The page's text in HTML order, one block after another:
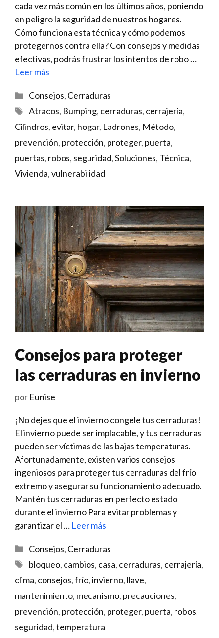
cada vez más⁤ común en los últimos años, poniendo⁣
en peligro ‌la seguridad de nuestros hogares. ​
Cómo‍ funciona esta técnica y cómo podemos
protegernos contra​ ella? Con consejos y medidas
‌efectivas, podrás frustrar los intentos de robo …
Leer más
Categorías
Consejos, Cerraduras
Etiquetas
Atracos, Bumping, cerraduras, cerrajería,
Cilindros, evitar, hogar, Ladrones, Método,
prevención, protección, proteger, puerta,
puertas, robos, seguridad,Soluciones, Técnica,
Vivienda,vulnerabilidad
Consejos para proteger
las cerraduras en invierno
por Eunise
¡No dejes que el invierno congele tus cerraduras!
El⁣ invierno puede ser implacable, y tus⁣ cerraduras
pueden ser víctimas‍ de ​las bajas temperaturas.
‌Afortunadamente, ​existen varios consejos
ingeniosos para proteger tus ⁢cerraduras del frío
extremo y asegurar su funcionamiento adecuado.
Mantén tus ‍cerraduras en perfecto estado
durante el invierno Para evitar problemas‍ y
garantizar el … Leer más
Categorías
Consejos, Cerraduras
Etiquetas
bloqueo, cambios, casa, cerraduras, cerrajería,
clima, consejos,frío,invierno, llave,
mantenimiento, mecanismo, precauciones,
prevención, protección, proteger, puerta, robos,
seguridad,temperatura